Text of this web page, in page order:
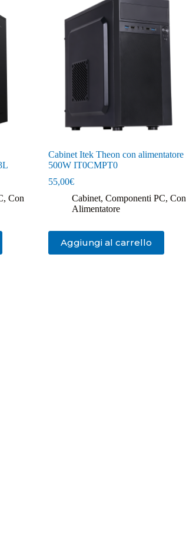
, Con
Cabinet Itek Theon con alimentatore
500W IT0CMPT0
55,00€
Cabinet, Componenti PC, Con
Alimentatore
Aggiungi al carrello